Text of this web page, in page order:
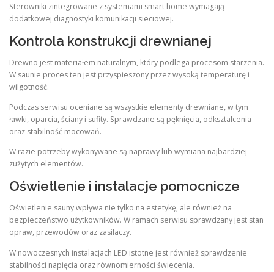
Sterowniki zintegrowane z systemami smart home wymagają
dodatkowej diagnostyki komunikacji sieciowej.
Kontrola konstrukcji drewnianej
Drewno jest materiałem naturalnym, który podlega procesom starzenia.
W saunie proces ten jest przyspieszony przez wysoką temperaturę i
wilgotność.
Podczas serwisu oceniane są wszystkie elementy drewniane, w tym
ławki, oparcia, ściany i sufity. Sprawdzane są pęknięcia, odkształcenia
oraz stabilność mocowań.
W razie potrzeby wykonywane są naprawy lub wymiana najbardziej
zużytych elementów.
Oświetlenie i instalacje pomocnicze
Oświetlenie sauny wpływa nie tylko na estetykę, ale również na
bezpieczeństwo użytkowników. W ramach serwisu sprawdzany jest stan
opraw, przewodów oraz zasilaczy.
W nowoczesnych instalacjach LED istotne jest również sprawdzenie
stabilności napięcia oraz równomierności świecenia.